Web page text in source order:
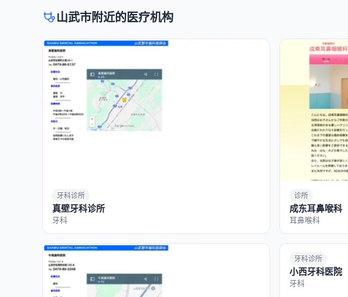
山武市附近的医疗机构
牙科诊所
真壁牙科诊所
牙科
诊所
成东耳鼻喉科
耳鼻喉科
牙科诊所
小西牙科医院
牙科